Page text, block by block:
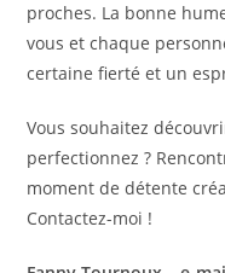
proches. La bonne
vous et chaque
certaine fierté et un
Vous souhaitez
perfectionnez ?
moment de détente
Contactez-moi !